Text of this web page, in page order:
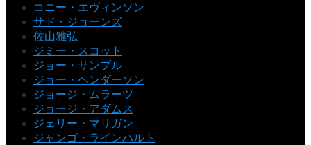
コニー・エヴィンソン
サド・ジョーンズ
佐山雅弘
ジミー・スコット
ジョー・サンプル
ジョー・ヘンダーソン
ジョージ・ムラーツ
ジョージ・アダムス
ジェリー・マリガン
ジャンゴ・ラインハルト